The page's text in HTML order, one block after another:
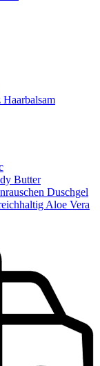
Butter
Duschgel
Aloe Vera